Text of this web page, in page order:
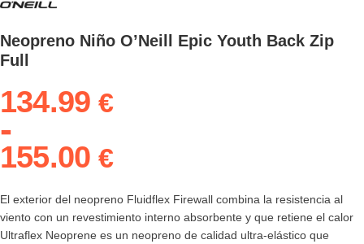
Neopreno Niño O’Neill Epic Youth Back Zip
Full
134.99€
-
155.00€
El exterior del neopreno Fluidflex Firewall combina la resistencia al
viento con un revestimiento interno absorbente y que retiene el calor
Ultraflex Neoprene es un neopreno de calidad ultra-elástico que